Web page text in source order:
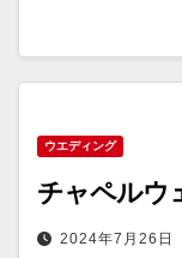
ウエディング
チャペルウ
2024年7月26日